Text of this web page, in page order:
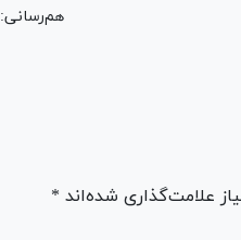
هم‌رسانی:
علامت‌گذاری شده‌اند *